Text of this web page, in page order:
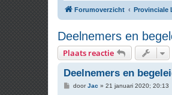
Forumoverzicht Provinciale
Deelnemers en
Plaats reactie
Deelnemers en
BdoorJac » 21 januari 2020; 20:13